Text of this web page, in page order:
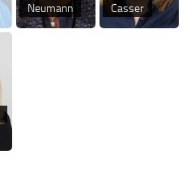
Neumann
Casser